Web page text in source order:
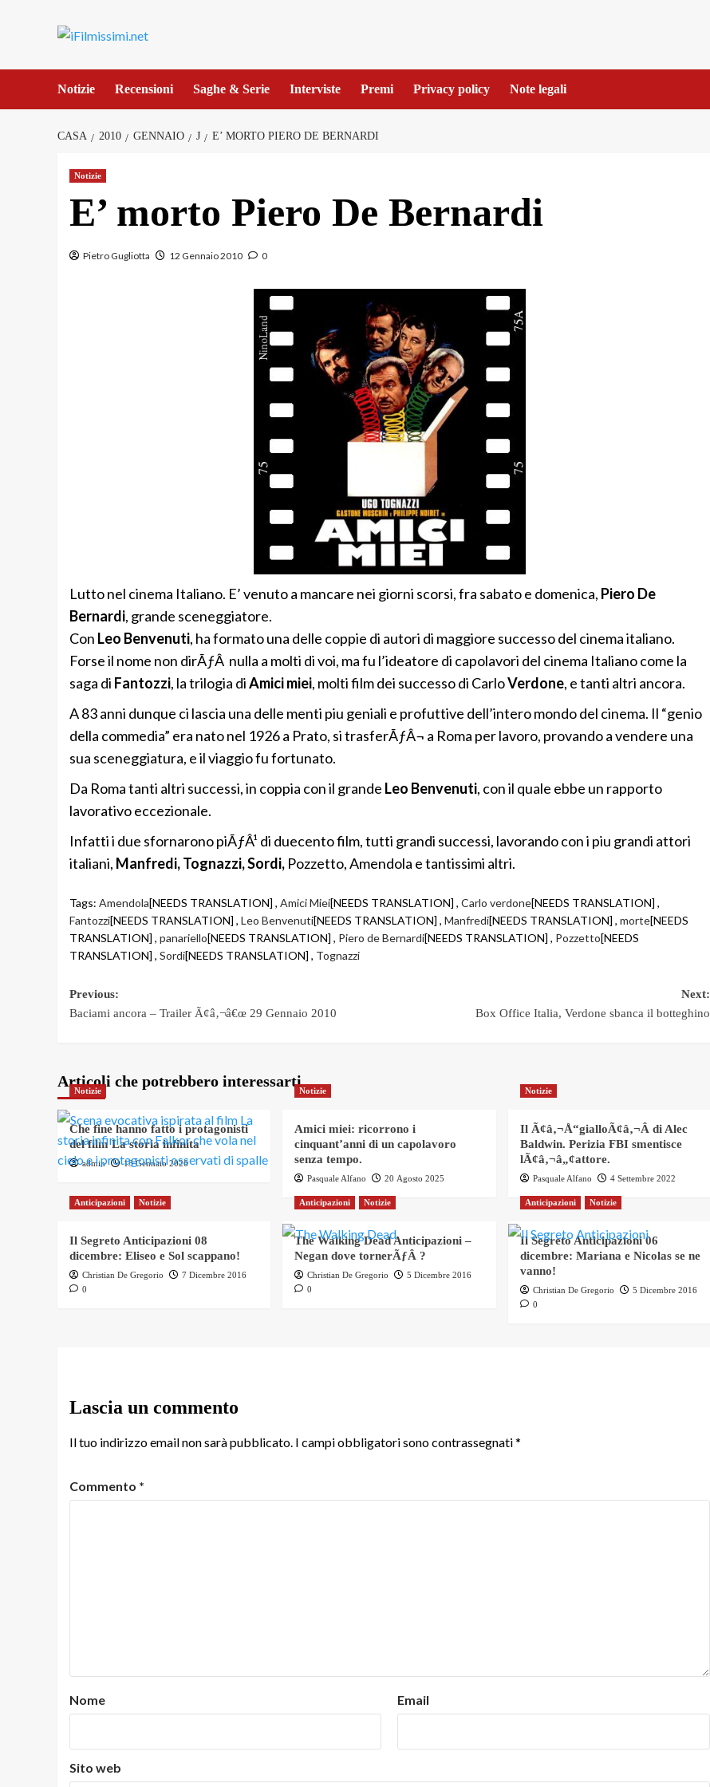
Notizie Recensioni Saghe & Serie Interviste Premi Privacy policy Note legali
CASA 2010 GENNAIO J E’ MORTO PIERO DE BERNARDI
Notizie
E’ morto Piero De Bernardi
Pietro Gugliotta 12 Gennaio 2010 0
Lutto nel cinema Italiano. E’ venuto a mancare nei giorni scorsi, fra sabato e domenica, Piero De
Bernardi, grande sceneggiatore.
Con Leo Benvenuti, ha formato una delle coppie di autori di maggiore successo del cinema italiano.
Forse il nome non dirÃƒÂ nulla a molti di voi, ma fu l’ideatore di capolavori del cinema Italiano come la
saga di Fantozzi, la trilogia diAmici miei, molti film dei successo di CarloVerdone, e tanti altri ancora.
A 83 anni dunque ci lascia una delle menti piu geniali e profuttive dell’intero mondo del cinema. Il “genio
della commedia” era nato nel 1926 a Prato, si trasferÃƒÂ¬ a Roma per lavoro, provando a vendere una
sua sceneggiatura, e il viaggio fu fortunato.
Da Roma tanti altri successi, in coppia con il grande Leo Benvenuti, con il quale ebbe un rapporto
lavorativo eccezionale.
Infatti i due sfornarono piÃƒÂ¹ di duecento film, tutti grandi successi, lavorando con i piu grandi attori
italiani, Manfredi, Tognazzi, Sordi, Pozzetto, Amendola e tantissimi altri.
Tags: Amendola[NEEDS TRANSLATION] , Amici Miei[NEEDS TRANSLATION] , Carlo verdone[NEEDS TRANSLATION] ,
Fantozzi[NEEDS TRANSLATION] , Leo Benvenuti[NEEDS TRANSLATION] , Manfredi[NEEDS TRANSLATION] , morte[NEEDS
TRANSLATION] , panariello[NEEDS TRANSLATION] , Piero de Bernardi[NEEDS TRANSLATION] , Pozzetto[NEEDS
TRANSLATION] , Sordi[NEEDS TRANSLATION] , Tognazzi
Post
Previous:
Baciami ancora – Trailer Ã¢â‚¬â€œ 29 Gennaio 2010
Next:
Box Office Italia, Verdone sbanca il botteghino
Articoli che potrebbero interessarti
Notizie
Che fine hanno fatto i protagonisti
del film La storia infinita
admin 13 Gennaio 2026
Notizie
Amici miei: ricorrono i
cinquant’anni di un capolavoro
senza tempo.
Pasquale Alfano 20 Agosto 2025
Notizie
Il Ã¢â‚¬Å“gialloÃ¢â‚¬Â di Alec
Baldwin. Perizia FBI smentisce
lÃ¢â‚¬â„¢attore.
Pasquale Alfano 4 Settembre 2022
Anticipazioni Notizie
Il Segreto Anticipazioni 08
dicembre: Eliseo e Sol scappano!
Christian De Gregorio
7 Dicembre 2016
0
Anticipazioni Notizie
The Walking Dead Anticipazioni –
Negan dove tornerÃƒÂ ?
Christian De Gregorio
5 Dicembre 2016
0
Anticipazioni Notizie
Il Segreto Anticipazioni 06
dicembre: Mariana e Nicolas se ne
vanno!
Christian De Gregorio
5 Dicembre 2016
0
Lascia un commento
Il tuo indirizzo email non sarà pubblicato. I campi obbligatori sono contrassegnati*
Commento *
Nome Email
Sito web